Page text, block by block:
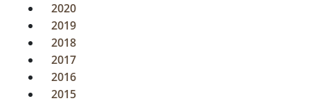
2020
2019
2018
2017
2016
2015